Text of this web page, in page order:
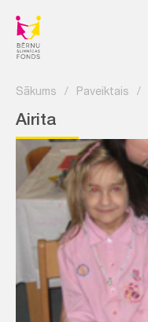
Sākums / Paveiktais /
Airita